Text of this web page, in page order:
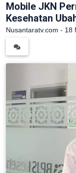
Mobile JKN
Kesehatan
Nusantaratv.com - 18